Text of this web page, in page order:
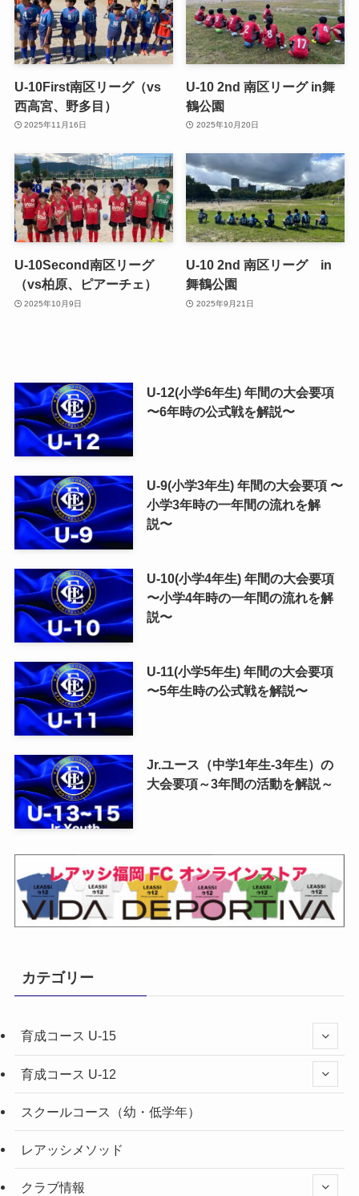
U-10First南区リーグ（vs
西高宮、野多目）
2025年11月16日
U-10 2nd 南区リーグ in舞
鶴公園
2025年10月20日
U-10Second南区リーグ
（vs柏原、ピアーチェ）
2025年10月9日
U-10 2nd 南区リーグ in
舞鶴公園
2025年9月21日
U-12(小学6年生) 年間の大会要項
〜6年時の公式戦を解説〜
U-9(小学3年生) 年間の大会要項 〜
小学3年時の一年間の流れを解
説〜
U-10(小学4年生) 年間の大会要項
〜小学4年時の一年間の流れを解
説〜
U-11(小学5年生) 年間の大会要項
〜5年生時の公式戦を解説〜
Jr.ユース（中学1年生-3年生）の
大会要項～3年間の活動を解説～
カテゴリー
育成コース U-15
育成コース U-12
スクールコース（幼・低学年）
レアッシメソッド
クラブ情報